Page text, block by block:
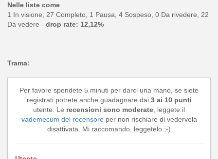
Nelle liste come
1 In visione, 27 Completo, 1 Pausa, 4 Sospeso, 0 Da rivedere, 22
Da vedere - drop rate: 12,12%
Trama:
Per favore spendete 5 minuti per darci una mano, se siete
registrati potrete anche guadagnare dai 3 ai 10 punti
utente. Le recensioni sono moderate, leggete il
vademecum del recensoreper non rischiare di vedervela
disattivata. Mi raccomando, leggetelo ;-)